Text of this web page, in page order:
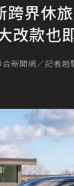
界休
改款也
合新聞網／記者趙